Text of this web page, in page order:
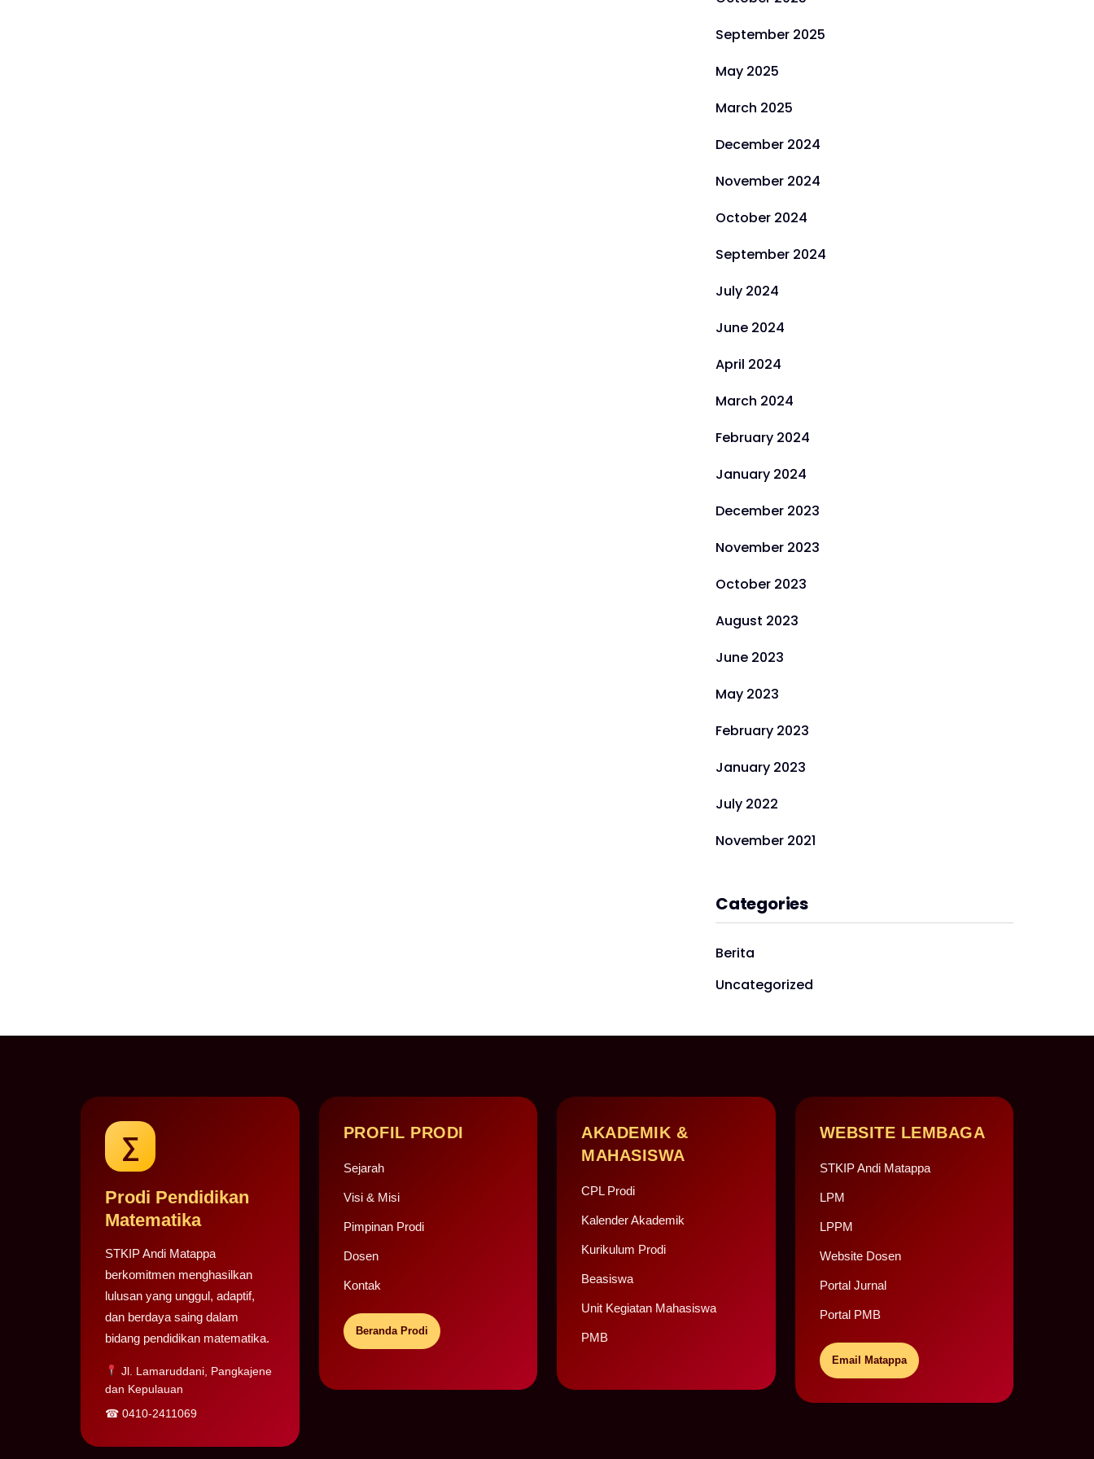
September 2025
May 2025
March 2025
December 2024
November 2024
October 2024
September 2024
July 2024
June 2024
April 2024
March 2024
February 2024
January 2024
December 2023
November 2023
October 2023
August 2023
June 2023
May 2023
February 2023
January 2023
July 2022
November 2021
Categories
Berita
Uncategorized
∑
Prodi Pendidikan
Matematika
STKIP Andi Matappa
berkomitmen menghasilkan
lulusan yang unggul, adaptif,
dan berdaya saing dalam
bidang pendidikan matematika.
Jl. Lamaruddani, Pangkajene
dan Kepulauan
☎ 0410-2411069
PROFIL PRODI
Sejarah
Visi & Misi
Pimpinan Prodi
Dosen
Kontak
Beranda Prodi
AKADEMIK &
MAHASISWA
CPL Prodi
Kalender Akademik
Kurikulum Prodi
Beasiswa
Unit Kegiatan Mahasiswa
PMB
WEBSITE LEMBAGA
STKIP Andi Matappa
LPM
LPPM
Website Dosen
Portal Jurnal
Portal PMB
Email Matappa